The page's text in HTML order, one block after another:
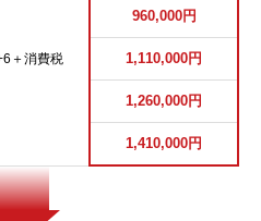
＋消費税
960,000円
1,110,000円
1,260,000円
1,410,000円